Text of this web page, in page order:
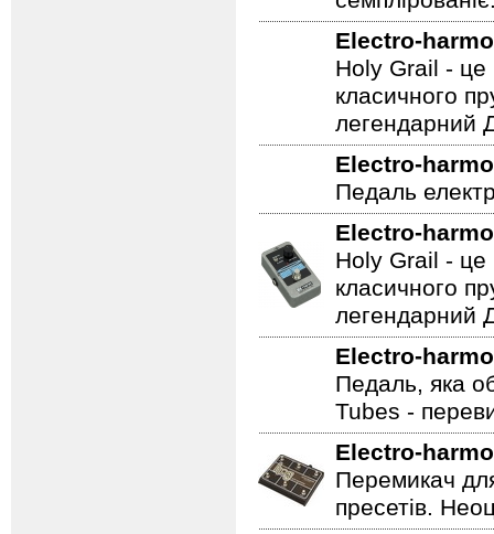
Electro-
Holy Grail - це
класичного
легендарний
Electro-
Педаль
Electro-
Holy Grail - це
класичного
легендарний
Electro-
Педаль, яка
Tubes -
Electro-
Перемикач
пресетів.